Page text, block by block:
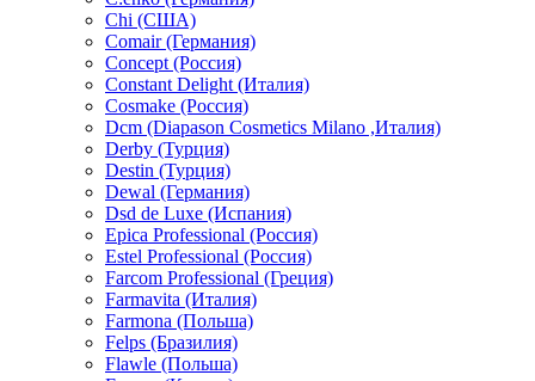
Chi (США)
Comair (Германия)
Concept (Россия)
Constant Delight (Италия)
Cosmake (Россия)
Dcm (Diapason Cosmetics Milano ,Италия)
Derby (Турция)
Destin (Турция)
Dewal (Германия)
Dsd de Luxe (Испания)
Epica Professional (Россия)
Estel Professional (Россия)
Farcom Professional (Греция)
Farmavita (Италия)
Farmona (Польша)
Felps (Бразилия)
Flawle (Польша)